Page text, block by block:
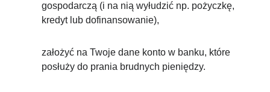
gospodarczą (i na nią wyłudzić np. pożyczkę,
kredyt lub dofinansowanie),
założyć na Twoje dane konto w banku, które
posłuży do prania brudnych pieniędzy.